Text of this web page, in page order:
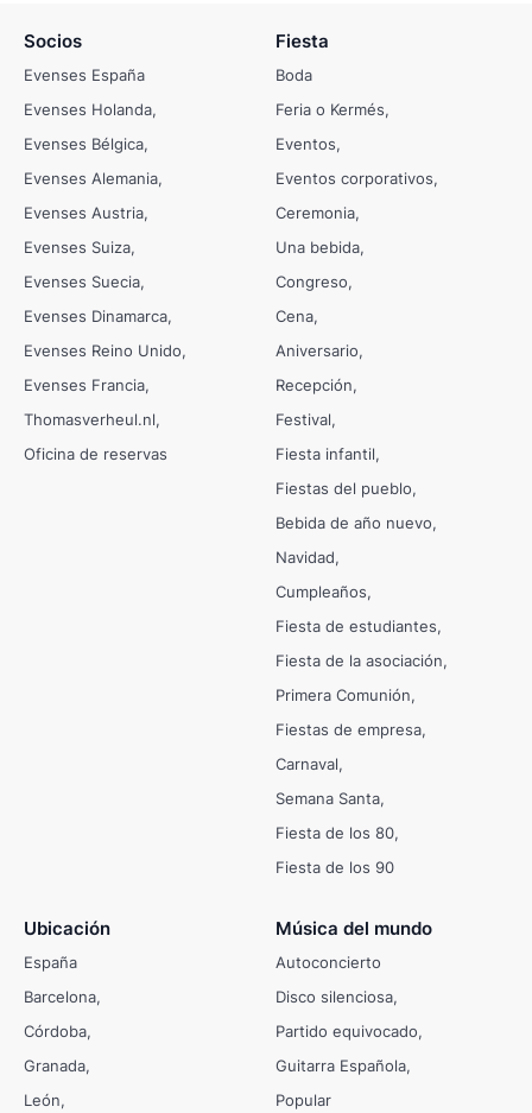
Socios
Evenses España
Evenses Holanda
Evenses Bélgica
Evenses Alemania
Evenses Austria
Evenses Suiza
Evenses Suecia
Evenses Dinamarca
Evenses Reino Unido
Evenses Francia
Thomasverheul.nl
Oficina de reservas
Fiesta
Boda
Feria o Kermés
Eventos
Eventos corporativos
Ceremonia
Una bebida
Congreso
Cena
Aniversario
Recepción
Festival
Fiesta infantil
Fiestas del pueblo
Bebida de año nuevo
Navidad
Cumpleaños
Fiesta de estudiantes
Fiesta de la asociación
Primera Comunión
Fiestas de empresa
Carnaval
Semana Santa
Fiesta de los 80
Fiesta de los 90
Ubicación
España
Barcelona
Córdoba
Granada
León
Música del mundo
Autoconcierto
Disco silenciosa
Partido equivocado
Guitarra Española
Popular